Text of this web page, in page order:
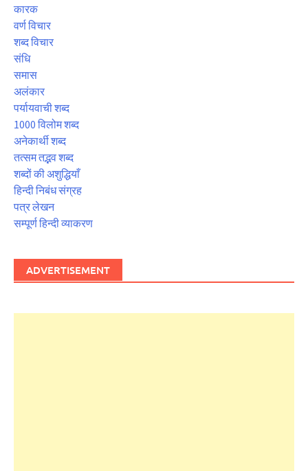
कारक
वर्ण विचार
शब्द विचार
संधि
समास
अलंकार
पर्यायवाची शब्द
1000 विलोम शब्द
अनेकार्थी शब्द
तत्सम तद्भव शब्द
शब्दों की अशुद्धियाँ
हिन्दी निबंध संग्रह
पत्र लेखन
सम्पूर्ण हिन्दी व्याकरण
ADVERTISEMENT